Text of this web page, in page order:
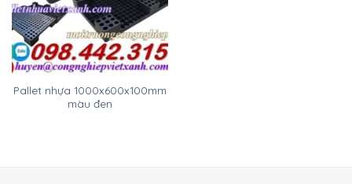
Pallet nhựa 1000x600x100mm
màu đen